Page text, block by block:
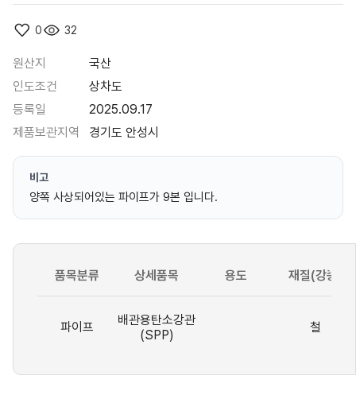
0 32
원산지
국산
인도조건
상차도
등록일
2025.09.17
제품보관지역
경기도 안성시
비고
양쪽 사상되어있는 파이프가 9본 입니다.
품목분류 상세품목 용도 재질(강종)
파이프
배관용탄소강관
(SPP)
철